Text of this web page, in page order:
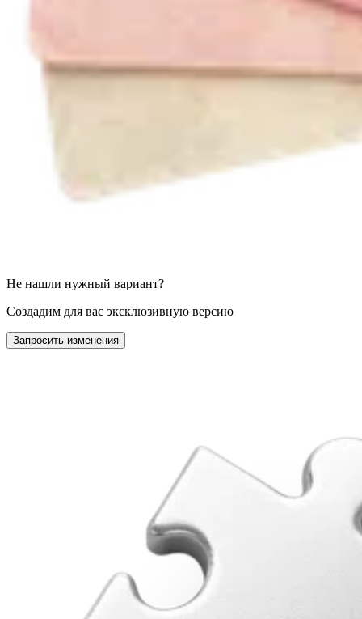
Не нашли нужный вариант?
Создадим для вас эксклюзивную версию
Запросить изменения